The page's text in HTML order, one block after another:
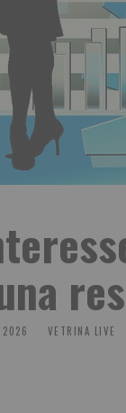
VETRINA LIVE